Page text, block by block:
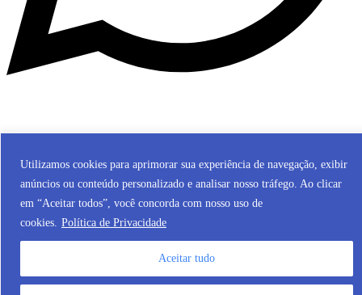
Utilizamos cookies para aprimorar sua experiência de navegação, exibir
anúncios ou conteúdo personalizado e analisar nosso tráfego. Ao clicar
em “Aceitar todos”, você concorda com nosso uso de
cookies. Política de Privacidade
Aceitar tudo
os direitos reservados.
Desenvolvido por RoxWeb Digital